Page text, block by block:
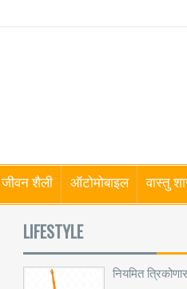
जीवन शैली ऑटोमोबाइल वास्तु
LIFESTYLE
नियमित